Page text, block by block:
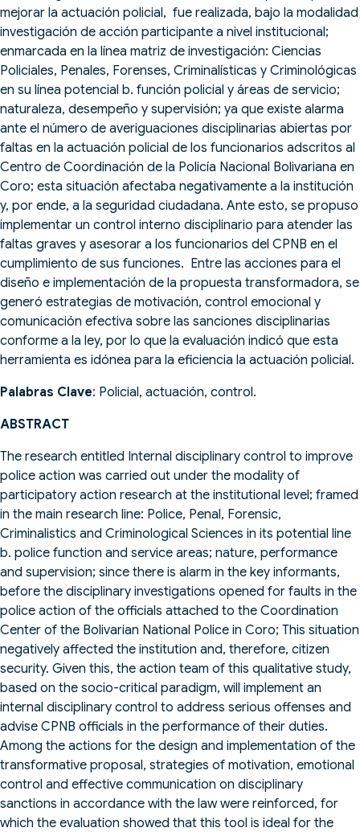
mejorar la actuación policial, fue realizada, bajo la modalidad
investigación de acción participante a nivel institucional;
enmarcada en la línea matriz de investigación: Ciencias
Policiales, Penales, Forenses, Criminalísticas y Criminológicas
en su línea potencial b. función policial y áreas de servicio;
naturaleza, desempeño y supervisión; ya que existe alarma
ante el número de averiguaciones disciplinarias abiertas por
faltas en la actuación policial de los funcionarios adscritos al
Centro de Coordinación de la Policía Nacional Bolivariana en
Coro; esta situación afectaba negativamente a la institución
y, por ende, a la seguridad ciudadana. Ante esto, se propuso
implementar un control interno disciplinario para atender las
faltas graves y asesorar a los funcionarios del CPNB en el
cumplimiento de sus funciones. Entre las acciones para el
diseño e implementación de la propuesta transformadora, se
generó estrategias de motivación, control emocional y
comunicación efectiva sobre las sanciones disciplinarias
conforme a la ley, por lo que la evaluación indicó que esta
herramienta es idónea para la eficiencia la actuación policial.
Palabras Clave: Policial, actuación, control.
ABSTRACT
The research entitled Internal disciplinary control to improve
police action was carried out under the modality of
participatory action research at the institutional level; framed
in the main research line: Police, Penal, Forensic,
Criminalistics and Criminological Sciences in its potential line
b. police function and service areas; nature, performance
and supervision; since there is alarm in the key informants,
before the disciplinary investigations opened for faults in the
police action of the officials attached to the Coordination
Center of the Bolivarian National Police in Coro; This situation
negatively affected the institution and, therefore, citizen
security. Given this, the action team of this qualitative study,
based on the socio-critical paradigm, will implement an
internal disciplinary control to address serious offenses and
advise CPNB officials in the performance of their duties.
Among the actions for the design and implementation of the
transformative proposal, strategies of motivation, emotional
control and effective communication on disciplinary
sanctions in accordance with the law were reinforced, for
which the evaluation showed that this tool is ideal for the